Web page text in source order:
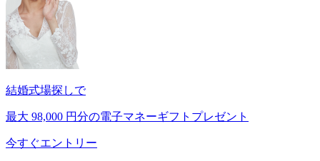
結婚式場探しで
最大 98,000 円分の電子マネーギフトプレゼント
今すぐエントリー